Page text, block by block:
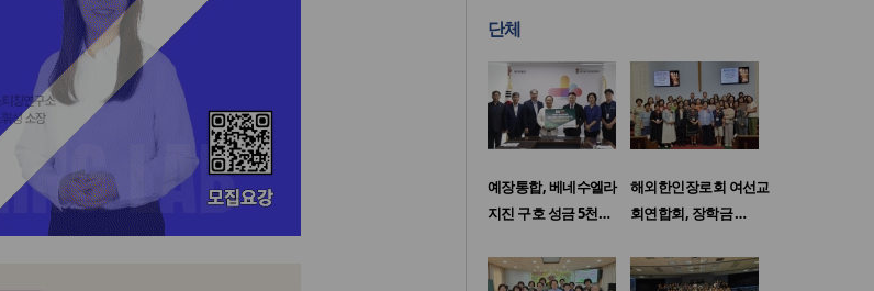
단체
예장통합, 베네수엘라
지진 구호 성금 5천…
해외한인장로회 여선교
회연합회, 장학금 …